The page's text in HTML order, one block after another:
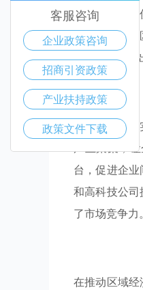
山市还致力
与发展，也
竞争中脱颖而
马鞍山市通过
产业聚集，
台，促进企
和高科技公
了市场竞争力
在推动区域
客服咨询
企业政策咨询
招商引资政策
产业扶持政策
政策文件下载